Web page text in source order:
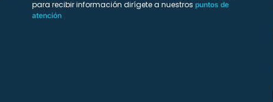
para recibir información dirígete a nuestros puntos de
atención